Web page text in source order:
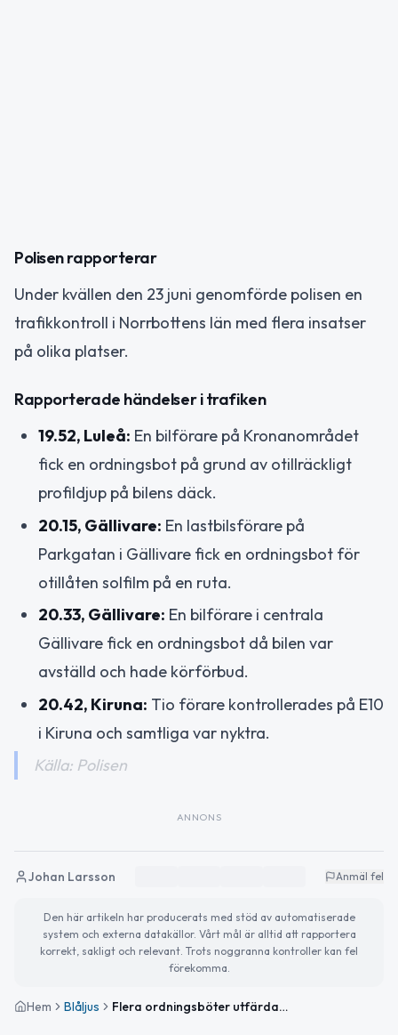
Polisen rapporterar
Under kvällen den 23 juni genomförde polisen en
trafikkontroll i Norrbottens län med flera insatser
på olika platser.
Rapporterade händelser i trafiken
19.52, Luleå: En bilförare på Kronanområdet
fick en ordningsbot på grund av otillräckligt
profildjup på bilens däck.
20.15, Gällivare: En lastbilsförare på
Parkgatan i Gällivare fick en ordningsbot för
otillåten solfilm på en ruta.
20.33, Gällivare: En bilförare i centrala
Gällivare fick en ordningsbot då bilen var
avställd och hade körförbud.
20.42, Kiruna: Tio förare kontrollerades på E10
i Kiruna och samtliga var nyktra.
Källa: Polisen
ANNONS
Johan Larsson Anmäl fel
Den här artikeln har producerats med stöd av automatiserade
system och externa datakällor. Vårt mål är alltid att rapportera
korrekt, sakligt och relevant. Trots noggranna kontroller kan fel
förekomma.
Hem Blåljus Flera ordningsböter utfärdade vid trafikkontroll i Norrbotten